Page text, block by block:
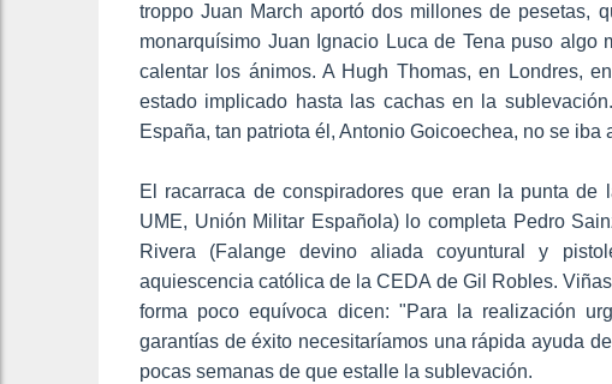
troppo Juan March aportó dos millones de pesetas,
monarquísimo Juan Ignacio Luca de Tena puso algo
calentar los ánimos. A Hugh Thomas, en Londres,
estado implicado hasta las cachas en la
España, tan patriota él, Antonio Goicoechea, no se iba
El racarraca de conspiradores que eran la punta
UME, Unión Militar Española) lo completa Pedro
Rivera (Falange devino aliada coyuntural y
aquiescencia católica de la CEDA de Gil Robles.
forma poco equívoca dicen: "Para la realización
garantías de éxito necesitaríamos una rápida ayuda
pocas semanas de que estalle la sublevación.